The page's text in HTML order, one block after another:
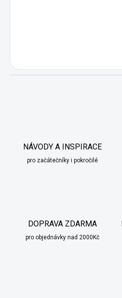
NÁVODY A INSPIRACE
pro začátečníky i pokročilé
DOPRAVA ZDARMA
pro objednávky nad 2000Kč